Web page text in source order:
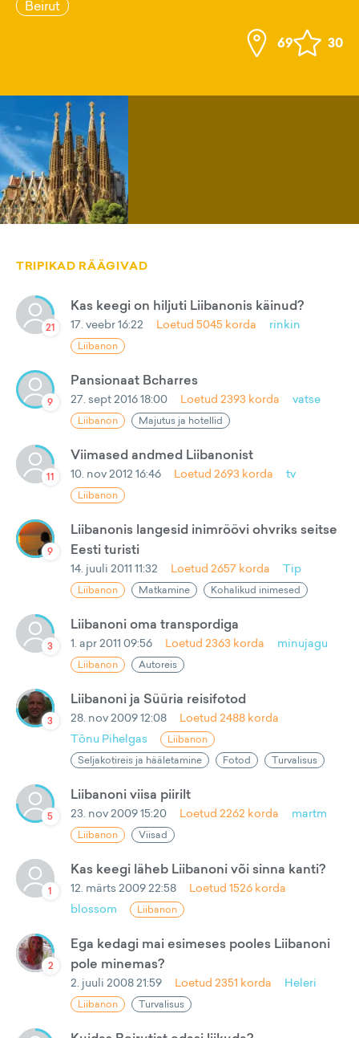
Beirut
69 30
TRIPIKAD RÄÄGIVAD
21
Kas keegi on hiljuti Liibanonis käinud?
17. veebr 16:22 Loetud 5045 korda rinkin
Liibanon
9
Pansionaat Bcharres
27. sept 2016 18:00 Loetud 2393 korda vatse
Liibanon Majutus ja hotellid
11
Viimased andmed Liibanonist
10. nov 2012 16:46 Loetud 2693 korda tv
Liibanon
9
Liibanonis langesid inimröövi ohvriks seitse
Eesti turisti
14. juuli 2011 11:32 Loetud 2657 korda Tip
Liibanon Matkamine Kohalikud inimesed
3
Liibanoni oma transpordiga
1. apr 2011 09:56 Loetud 2363 korda minujagu
Liibanon Autoreis
3
Liibanoni ja Süüria reisifotod
28. nov 2009 12:08 Loetud 2488 korda
Tõnu Pihelgas
Liibanon
Seljakotireis ja hääletamine
Fotod Turvalisus
5
Liibanoni viisa piirilt
23. nov 2009 15:20 Loetud 2262 korda martm
Liibanon Viisad
1
Kas keegi läheb Liibanoni või sinna kanti?
12. märts 2009 22:58 Loetud 1526 korda
blossom
Liibanon
2
Ega kedagi mai esimeses pooles Liibanoni
pole minemas?
2. juuli 2008 21:59 Loetud 2351 korda Heleri
Liibanon Turvalisus